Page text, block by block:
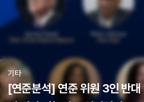
기타
[연준분석] 연준 위원 3인 반